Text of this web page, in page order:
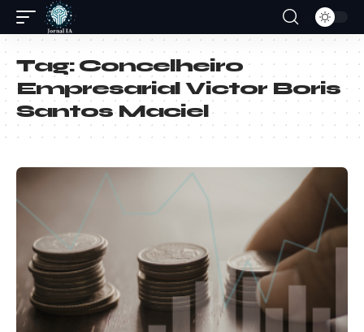
Tag:Concelheiro
Empresarial Victor Boris
Santos Maciel